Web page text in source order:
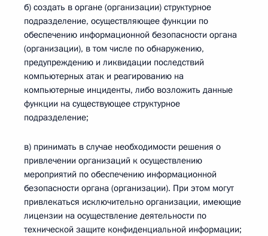
б) создать в органе (организации) структурное
подразделение, осуществляющее функции по
обеспечению информационной безопасности органа
(организации), в том числе по обнаружению,
предупреждению и ликвидации последствий
компьютерных атак и реагированию на
компьютерные инциденты, либо возложить данные
функции на существующее структурное
подразделение;
в) принимать в случае необходимости решения о
привлечении организаций к осуществлению
мероприятий по обеспечению информационной
безопасности органа (организации). При этом могут
привлекаться исключительно организации, имеющие
лицензии на осуществление деятельности по
технической защите конфиденциальной информации;